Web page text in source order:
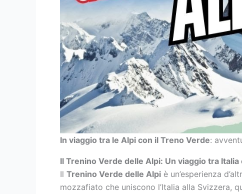
In viaggio tra le Alpi con il Treno Verde:
Il Trenino Verde delle Alpi: Un viaggio tra Italia
Il Trenino Verde delle Alpi è un’esperienza
mozzafiato che uniscono l’Italia alla Svizzera,